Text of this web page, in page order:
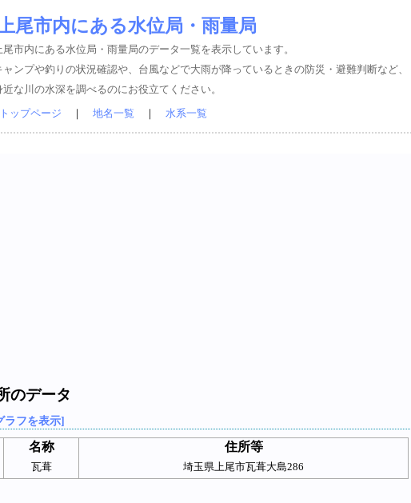
尾市内にある水位局・雨量局
尾市内にある水位局・雨量局のデータ一覧を表示しています。
ャンプや釣りの状況確認や、台風などで大雨が降っているときの防災・避難判断など、
近な川の水深を調べるのにお役立てください。
トップページ 地名一覧 水系一覧
のデータ
ラフを表示]
名称 住所等
瓦葺 埼玉県上尾市瓦葺大島286